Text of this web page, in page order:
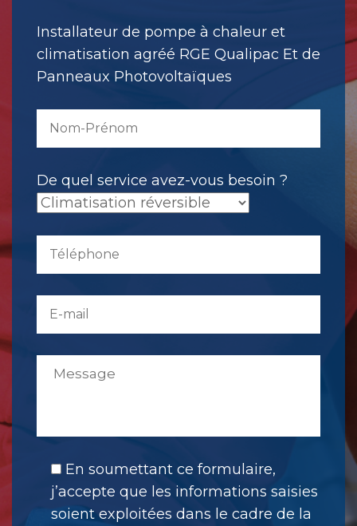
Il
a
été
Installateur de pompe à chaleur et
climatisation agréé RGE Qualipac Et de
Panneaux Photovoltaïques
De quel service avez-vous besoin ?
En soumettant ce formulaire,
j’accepte que les informations saisies
soient exploitées dans le cadre de la